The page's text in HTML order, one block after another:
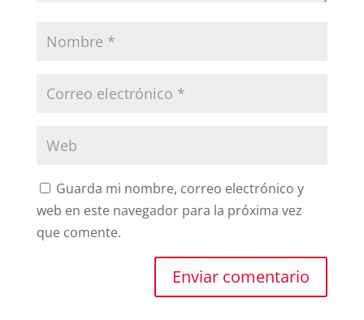
Guarda mi nombre, correo electrónico y
web en este navegador para la próxima vez
que comente.